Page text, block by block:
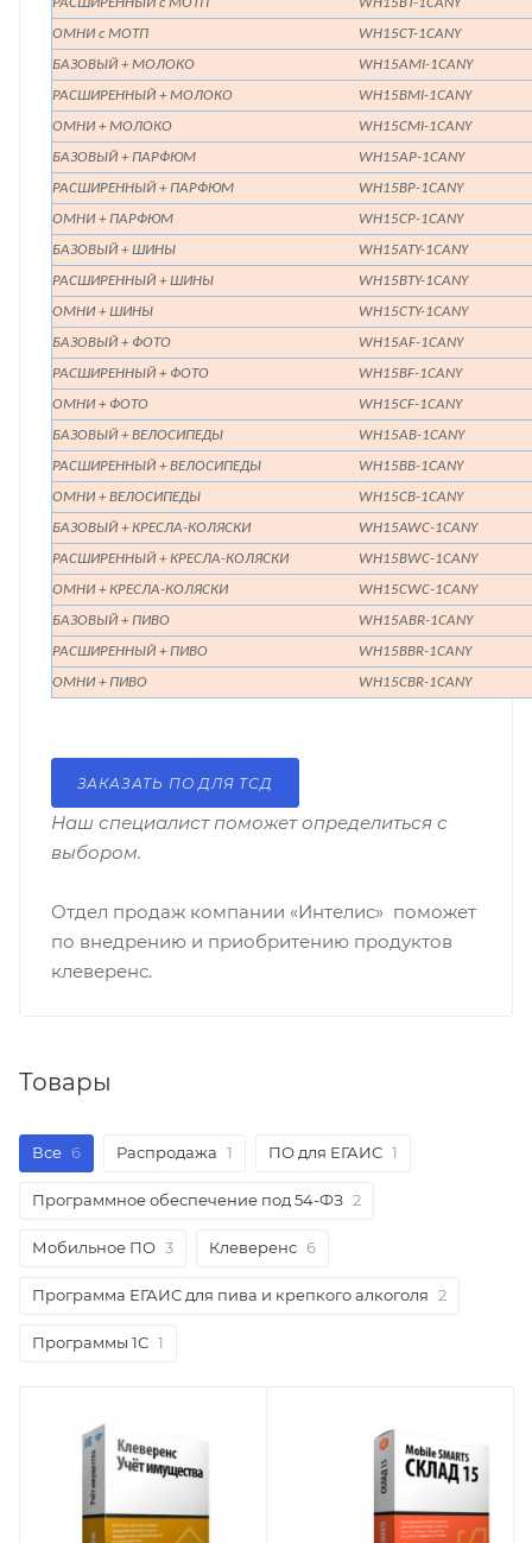
ОМНИ с МОТП
WH15CT-1CANY
БАЗОВЫЙ + МОЛОКО
WH15AMI-1CANY
РАСШИРЕННЫЙ + МОЛОКО
WH15BMI-1CANY
ОМНИ + МОЛОКО
WH15CMI-1CANY
БАЗОВЫЙ + ПАРФЮМ
WH15AP-1CANY
РАСШИРЕННЫЙ + ПАРФЮМ
WH15BP-1CANY
ОМНИ + ПАРФЮМ
WH15CP-1CANY
БАЗОВЫЙ + ШИНЫ
WH15ATY-1CANY
РАСШИРЕННЫЙ + ШИНЫ
WH15BTY-1CANY
ОМНИ + ШИНЫ
WH15CTY-1CANY
БАЗОВЫЙ + ФОТО
WH15AF-1CANY
РАСШИРЕННЫЙ + ФОТО
WH15BF-1CANY
ОМНИ + ФОТО
WH15CF-1CANY
БАЗОВЫЙ + ВЕЛОСИПЕДЫ
WH15AB-1CANY
РАСШИРЕННЫЙ + ВЕЛОСИПЕДЫ
WH15BB-1CANY
ОМНИ + ВЕЛОСИПЕДЫ
WH15CB-1CANY
БАЗОВЫЙ + КРЕСЛА-КОЛЯСКИ
WH15AWC-1CANY
РАСШИРЕННЫЙ + КРЕСЛА-КОЛЯСКИ
WH15BWC-1CANY
ОМНИ + КРЕСЛА-КОЛЯСКИ
WH15CWC-1CANY
БАЗОВЫЙ + ПИВО
WH15ABR-1CANY
РАСШИРЕННЫЙ + ПИВО
WH15BBR-1CANY
ОМНИ + ПИВО
WH15CBR-1CANY
ЗАКАЗАТЬ ПО ДЛЯ ТСД
Наш специалист поможет определиться с
выбором.
Отдел продаж компании «Интелис» поможет
по внедрению и приобритению продуктов
клеверенс.
Товары
Все 6 Распродажа 1 ПО для ЕГАИС 1
Программное обеспечение под 54-ФЗ 2
Мобильное ПО 3 Клеверенс 6
Программа ЕГАИС для пива и крепкого алкоголя 2
Программы 1С 1